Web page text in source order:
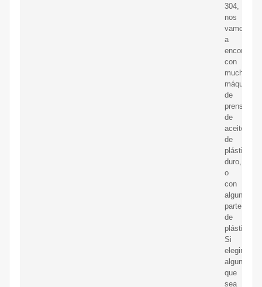
304,
nos
vamos
a
encontrar
con
muchas
máquinas
de
prensado
de
aceite
de
plástico
duro,
o
con
alguna
parte
de
plástico.
Si
elegimos
alguna
que
sea